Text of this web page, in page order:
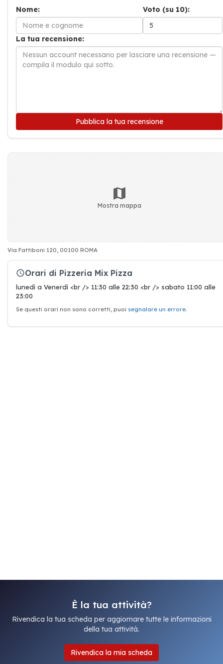
Nome:
Voto (su 10):
La tua recensione:
Pubblica la tua recensione
Mostra mappa
Via Fattiboni 120, 00100 ROMA
Orari di Pizzeria Mix Pizza
lunedì a Venerdì <br /> 11:30 alle 22:30 <br /> sabato 11:00 alle
23:00
Se questi orari non sono corretti, puoi segnalare un errore.
È la tua attività?
Rivendica la tua scheda per aggiornare tutte le informazioni
della tua attività.
Rivendica la mia scheda